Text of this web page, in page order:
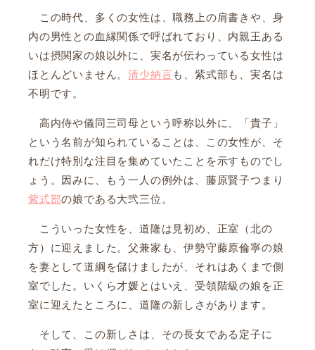
この時代、多くの女性は、職務上の肩書きや、身
内の男性との血縁関係で呼ばれており、内親王ある
いは摂関家の娘以外に、実名が伝わっている女性は
ほとんどいません。清少納言も、紫式部も、実名は
不明です。
高内侍や儀同三司母という呼称以外に、「貴子」
という名前が知られていることは、この女性が、そ
れだけ特別な注目を集めていたことを示すものでし
ょう。因みに、もう一人の例外は、藤原賢子つまり
紫式部の娘である大弐三位。
こういった女性を、道隆は見初め、正室（北の
方）に迎えました。父兼家も、伊勢守藤原倫寧の娘
を妻として道綱を儲けましたが、それはあくまで側
室でした。いくら才媛とはいえ、受領階級の娘を正
室に迎えたところに、道隆の新しさがあります。
そして、この新しさは、その長女である定子に